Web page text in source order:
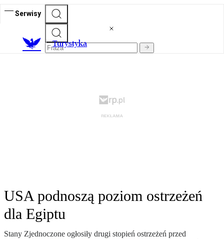
Serwisy
Turystyka
USA podnoszą poziom ostrzeżeń
dla Egiptu
Stany Zjednoczone ogłosiły drugi stopień ostrzeżeń przed